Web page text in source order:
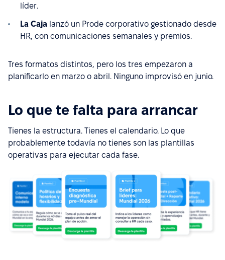
líder.
La Caja lanzó un Prode corporativo gestionado desde
HR, con comunicaciones semanales y premios.
Tres formatos distintos, pero los tres empezaron a
planificarlo en marzo o abril. Ninguno improvisó en junio.
Lo que te falta para arrancar
Tienes la estructura. Tienes el calendario. Lo que
probablemente todavía no tienes son las plantillas
operativas para ejecutar cada fase.